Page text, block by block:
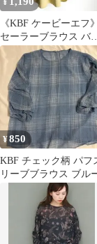
¥
《KBF ケービーエフ》
セーラーブラウス バ
ドカラー マスタード
色 半袖
¥850
KBF チェック柄 パフ
リーブブラウス ブル